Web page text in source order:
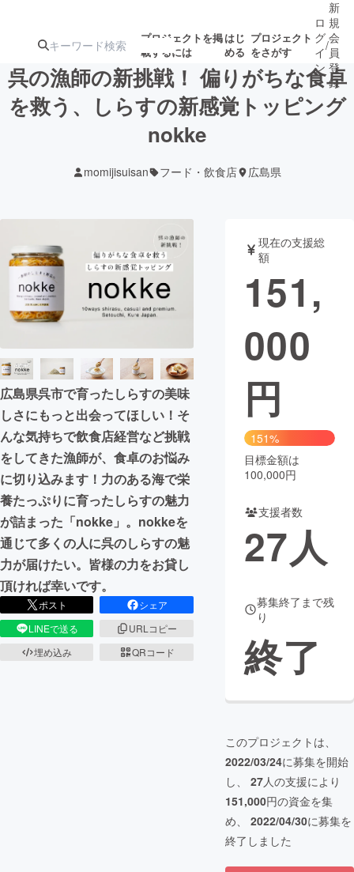
プロジェクトを掲
載するには
はじ
める
プロジェクト
をさがす
注目の新着プロ募集終了が近いプ
テクノロジー・ガジェット
映像・映画 書籍・雑誌
チャレンジ
まちづくり・地域活性化
CAMPFIRE for Social Good
CAMPFIRE Creation
CAMPFIREふるさと納税machi-ya コミュニティ
ロ
グ
イ
ン
/
新
規
会
員
登
録
呉の漁師の新挑戦！ 偏りがちな食卓
を救う、しらすの新感覚トッピング
nokke
momijisuisan フード・飲食店 広島県
広島県呉市で育ったしらすの美味
しさにもっと出会ってほしい！そ
んな気持ちで飲食店経営など挑戦
をしてきた漁師が、食卓のお悩み
に切り込みます！力のある海で栄
養たっぷりに育ったしらすの魅力
が詰まった「nokke」。nokkeを
通じて多くの人に呉のしらすの魅
力が届けたい。皆様の力をお貸し
頂ければ幸いです。
ポスト
シェア
LINEで送る
URLコピー
埋め込み
QRコード
現在の支援総
額
151,
000
円
151%
目標金額は
100,000円
支援者数
27人
募集終了まで残
り
終了
このプロジェクトは、
2022/03/24に募集を開始
し、 27人の支援により
151,000円の資金を集
め、 2022/04/30に募集を
終了しました